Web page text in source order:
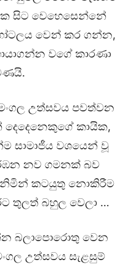
සිට වෙහෙසෙන්නේ
වෙන් කර ගන්න,
වගේ කාරණා
උත්සවය පවත්වන
දෙදෙනෙකුගේ කායික,
සාමාජීය වශයෙන් වූ
නව ගමනක් බව
කටයුතු නොකිරීම
තුලත් බහුල වෙලා …
බලාපොරොතු වෙන
උත්සවය සැළසුම්